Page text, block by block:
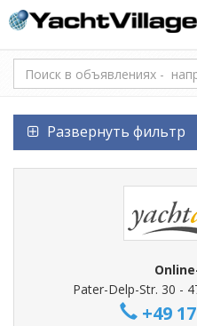
Развернуть фильтр
Pater-Delp-Str. 30 -
+49